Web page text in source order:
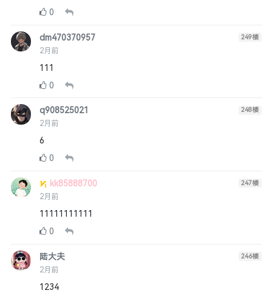
0
dm470370957
2月前
249楼
111
0
q908525021
2月前
248楼
6
0
kk85888700
2月前
247楼
11111111111
0
陆大夫
2月前
246楼
1234